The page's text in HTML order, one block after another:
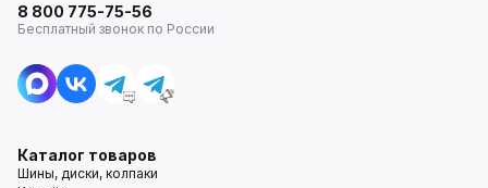
8 800 775-75-56
Бесплатный звонок по России
Каталог товаров
Шины, диски, колпаки